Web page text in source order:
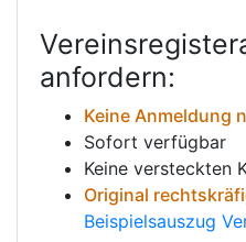
anfordern:
Keine Anmeldung
Sofort verfügbar
Keine versteckten
Original
Beispielsauszug